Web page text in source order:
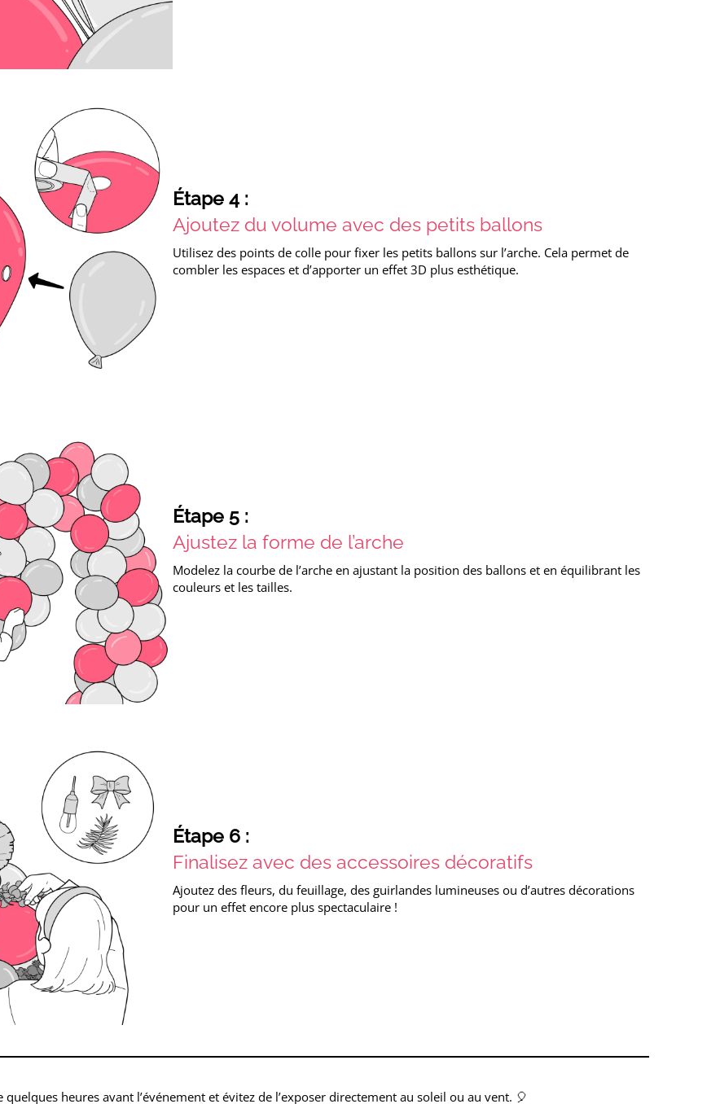
Étape 4 :
Ajoutez du volume avec des petits ballons
Utilisez des points de colle pour fixer les petits ballons sur l’arche. Cela permet de
combler les espaces et d’apporter un effet 3D plus esthétique.
Étape 5 :
Ajustez la forme de l’arche
Modelez la courbe de l’arche en ajustant la position des ballons et en équilibrant les
couleurs et les tailles.
Étape 6 :
Finalisez avec des accessoires décoratifs
Ajoutez des fleurs, du feuillage, des guirlandes lumineuses ou d’autres décorations
pour un effet encore plus spectaculaire !
heures avant l’événement et évitez de l’exposer directement au soleil ou au vent. 🎈